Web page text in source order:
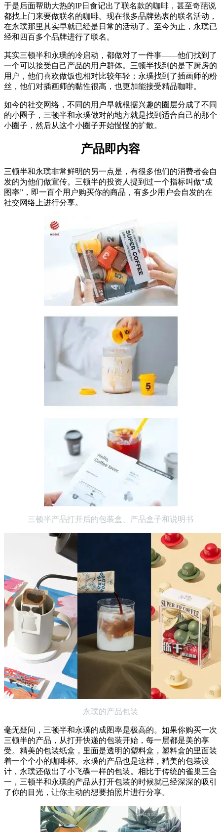
于是后面帮助大热的IP日食记出了联名款的咖啡，甚至奇葩说
都找上门来要做联名的咖啡。现在很多品牌热衷的联名活动，
在永璞那里其实早就已经是日常的活动了。至今为止，永璞已
经和四百多个品牌进行了联名。
其实三顿半和永璞的冷启动，都做对了一件事——他们找到了
一个可以接受自己产品的用户群体。三顿半找到的是下厨房的
用户，他们喜欢做饭也相对比较年轻；永璞找到了插画师的粉
丝，他们对插画师的黏性很高，也更加能接受精品咖啡。
如今的社交网络，不同的用户早就根据兴趣的圈层分成了不同
的小圈子，三顿半和永璞做对的地方就是找到适合自己的那个
小圈子，然后从这个小圈子开始慢慢的扩散。
产品即内容
三顿半和永璞非常鲜明的另一点是，有很多他们的消费者会自
发的为他们做宣传。三顿半的投资人提到过一个指标叫做“成
图率”，即一百个用户购买你的商品，有多少用户会自发的在
社交网络上进行分享。
三顿半产品打开后的包装盒、产品盒子和说明书
永璞的产品包装
毫无疑问，三顿半和永璞的成图率是极高的。如果你购买一次
三顿半的产品，从打开快递的包装开始，每一层都是美的享
受。精美的包装纸盒，里面是透明的塑料盒，塑料盒的里面装
着一个个小的咖啡杯。永璞的产品也是这样，精美的包装设
计，永璞还做出了小飞碟一样的包装。相比于传统的雀巢三合
一，三顿半和永璞的产品从打开包装的时候就已经深深的吸引
了你的目光，让你主动的想要拍照片进行分享。